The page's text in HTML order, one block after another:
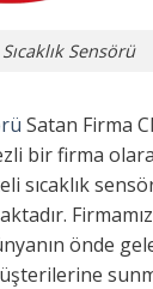
Sensörü
Satan Firma
bir firma
sıcaklık
önde